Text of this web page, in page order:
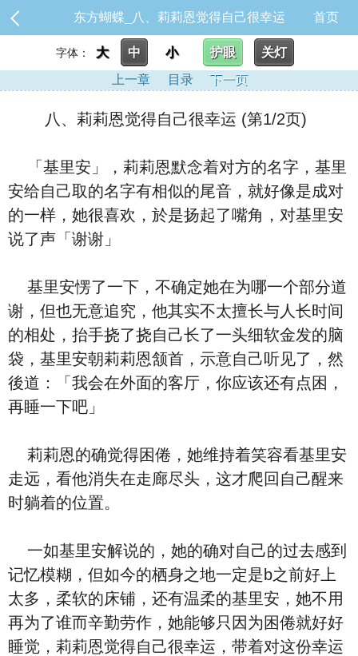
东方蝴蝶_八、莉莉恩觉得自己很幸运 首页
字体： 大 中 小 护眼
关灯
上一章
目录 下一页
八、莉莉恩觉得自己很幸运 (第1/2页)
「基里安」，莉莉恩默念着对方的名字，基里
安给自己取的名字有相似的尾音，就好像是成对
的一样，她很喜欢，於是扬起了嘴角，对基里安
说了声「谢谢」
基里安愣了一下，不确定她在为哪一个部分道
谢，但也无意追究，他其实不太擅长与人长时间
的相处，抬手挠了挠自己长了一头细软金发的脑
袋，基里安朝莉莉恩颔首，示意自己听见了，然
後道：「我会在外面的客厅，你应该还有点困，
再睡一下吧」
莉莉恩的确觉得困倦，她维持着笑容看基里安
走远，看他消失在走廊尽头，这才爬回自己醒来
时躺着的位置。
一如基里安解说的，她的确对自己的过去感到
记忆模糊，但如今的栖身之地一定是b之前好上
太多，柔软的床铺，还有温柔的基里安，她不用
再为了谁而辛勤劳作，她能够只因为困倦就好好
睡觉，莉莉恩觉得自己很幸运，带着对这份幸运